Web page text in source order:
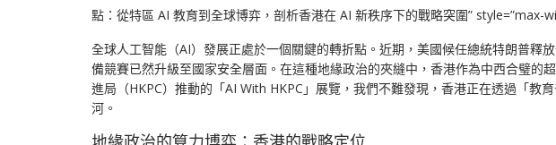
點：從特區 AI 教育到全球博弈，剖析香港在 AI 新秩序下的戰略突圍”
全球人工智能（AI）發展正處於一個關鍵的轉折點。近期，美國候任總統特朗普
備競賽已然升級至國家安全層面。在這種地緣政治的夾縫中，香港作為中西合璧
進局（HKPC）推動的「AI With HKPC」展覽，我們不難發現，香港正在透過「
河。